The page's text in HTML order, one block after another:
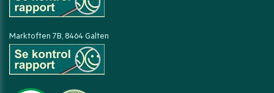
Marktoften 7B, 8464 Galten